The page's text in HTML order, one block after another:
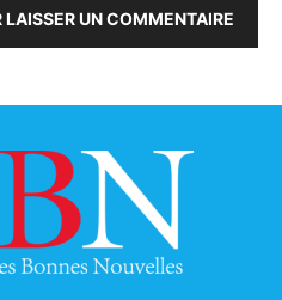
UN COMMENTAIRE